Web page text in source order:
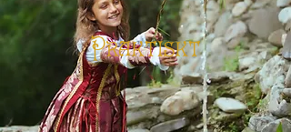
Praktiskt